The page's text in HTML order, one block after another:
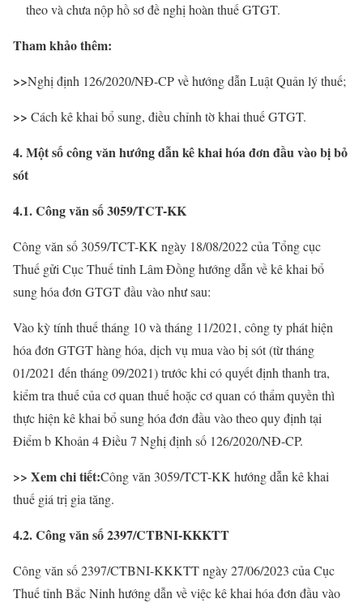
theo và chưa nộp hồ sơ đề nghị hoàn thuế GTGT.
Tham khảo thêm:
>>Nghị định 126/2020/NĐ-CP về hướng dẫn Luật Quản lý thuế;
>> Cách kê khai bổ sung, điều chỉnh tờ khai thuế GTGT.
4. Một số công văn hướng dẫn kê khai hóa đơn đầu vào bị bỏ
sót
4.1. Công văn số 3059/TCT-KK
Công văn số 3059/TCT-KK ngày 18/08/2022 của Tổng cục
Thuế gửi Cục Thuế tỉnh Lâm Đồng hướng dẫn về kê khai bổ
sung hóa đơn GTGT đầu vào như sau:
Vào kỳ tính thuế tháng 10 và tháng 11/2021, công ty phát hiện
hóa đơn GTGT hàng hóa, dịch vụ mua vào bị sót (từ tháng
01/2021 đến tháng 09/2021) trước khi có quyết định thanh tra,
kiểm tra thuế của cơ quan thuế hoặc cơ quan có thẩm quyền thì
thực hiện kê khai bổ sung hóa đơn đầu vào theo quy định tại
Điểm b Khoản 4 Điều 7 Nghị định số 126/2020/NĐ-CP.
>> Xem chi tiết:Công văn 3059/TCT-KK hướng dẫn kê khai
thuế giá trị gia tăng.
4.2. Công văn số 2397/CTBNI-KKKTT
Công văn số 2397/CTBNI-KKKTT ngày 27/06/2023 của Cục
Thuế tỉnh Bắc Ninh hướng dẫn về việc kê khai hóa đơn đầu vào